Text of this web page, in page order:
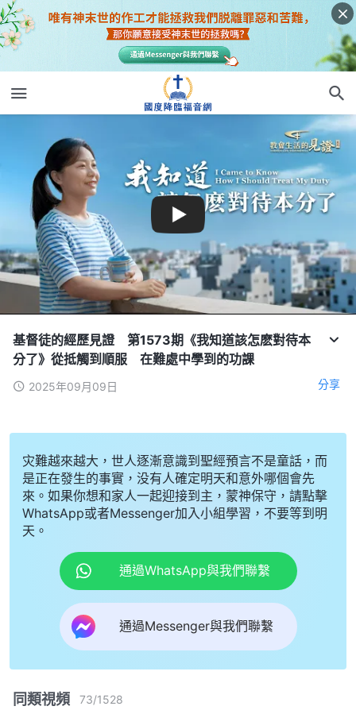
基督徒的經歷見證 第1573期《我知道該怎麽對待本
分了》從抵觸到順服 在難處中學到的功課
2025年09月09日 分享
灾難越來越大，世人逐漸意識到聖經預言不是童話，而
是正在發生的事實，没有人確定明天和意外哪個會先
來。如果你想和家人一起迎接到主，蒙神保守，請點擊
WhatsApp或者Messenger加入小組學習，不要等到明
天。
通過WhatsApp與我們聯繫
通過Messenger與我們聯繫
同類視頻 73/1528